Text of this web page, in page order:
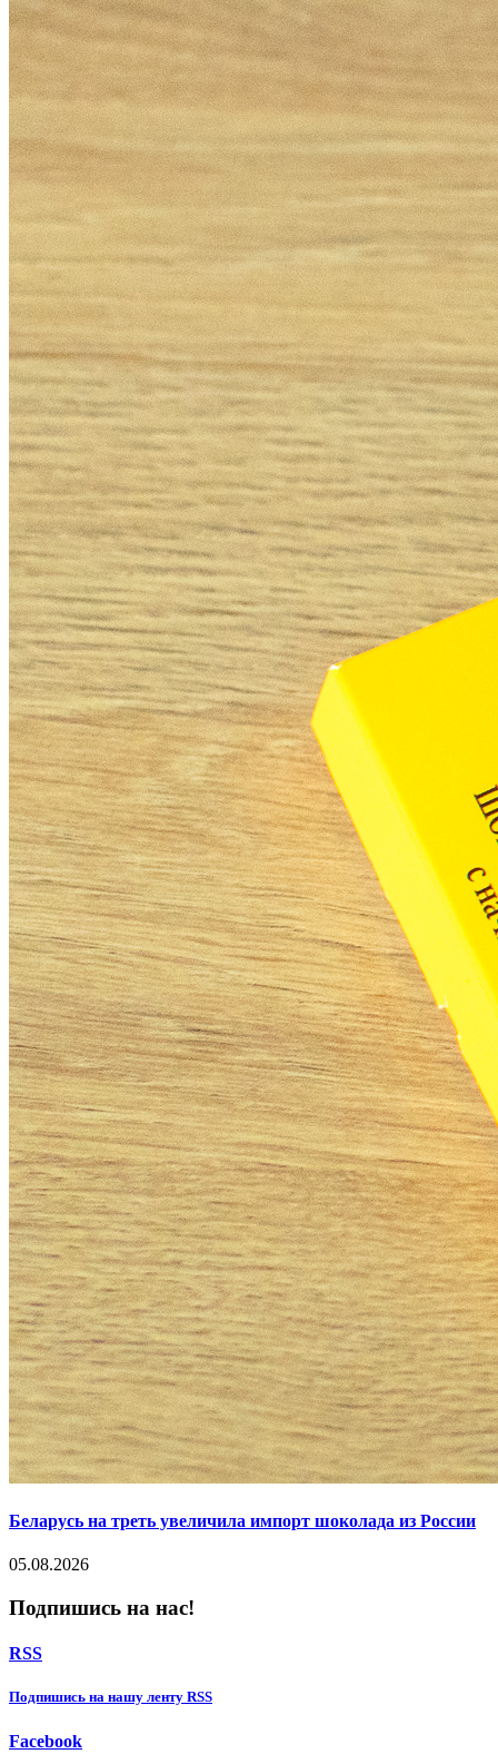
Беларусь на треть увеличила импорт шоколада из России
05.08.2026
Подпишись на нас!
RSS
Подпишиcь на нашу ленту RSS
Facebook